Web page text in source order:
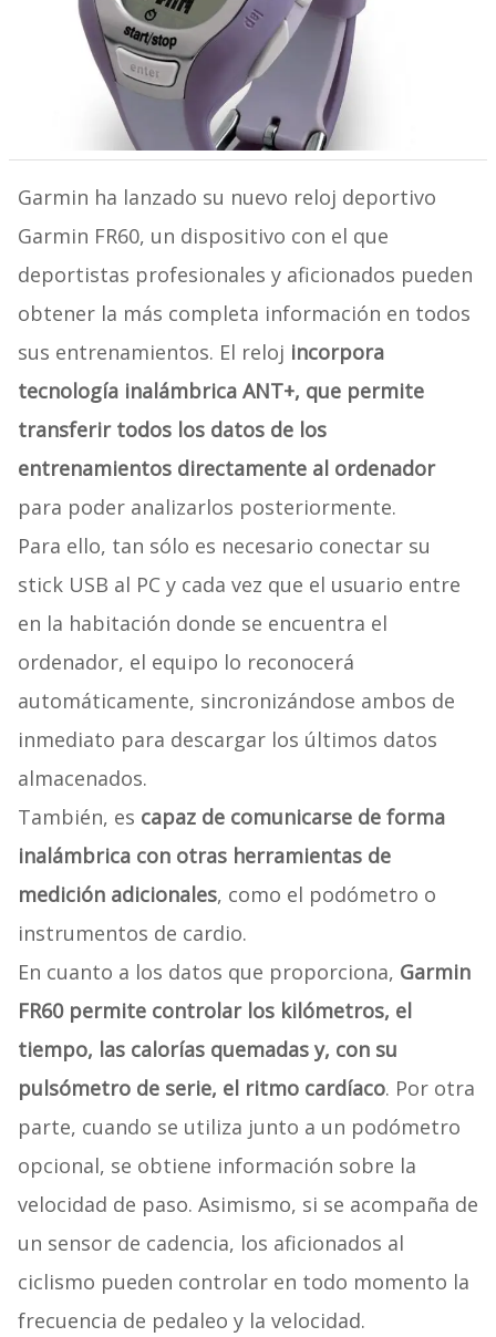
Garmin ha lanzado su nuevo reloj deportivo
Garmin FR60, un dispositivo con el que
deportistas profesionales y aficionados pueden
obtener la más completa información en todos
sus entrenamientos. El reloj incorpora
tecnología inalámbrica ANT+, que permite
transferir todos los datos de los
entrenamientos directamente al ordenador
para poder analizarlos posteriormente.
Para ello, tan sólo es necesario conectar su
stick USB al PC y cada vez que el usuario entre
en la habitación donde se encuentra el
ordenador, el equipo lo reconocerá
automáticamente, sincronizándose ambos de
inmediato para descargar los últimos datos
almacenados.
También, es capaz de comunicarse de forma
inalámbrica con otras herramientas de
medición adicionales, como el podómetro o
instrumentos de cardio.
En cuanto a los datos que proporciona, Garmin
FR60 permite controlar los kilómetros, el
tiempo, las calorías quemadas y, con su
pulsómetro de serie, el ritmo cardíaco. Por otra
parte, cuando se utiliza junto a un podómetro
opcional, se obtiene información sobre la
velocidad de paso. Asimismo, si se acompaña de
un sensor de cadencia, los aficionados al
ciclismo pueden controlar en todo momento la
frecuencia de pedaleo y la velocidad.